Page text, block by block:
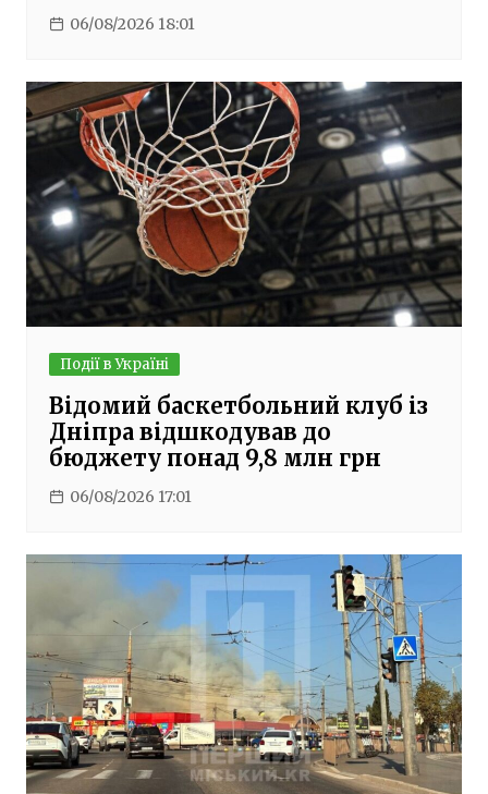
06/08/2026 18:01
Події в Україні
Відомий баскетбольний клуб із
Дніпра відшкодував до
бюджету понад 9,8 млн грн
06/08/2026 17:01